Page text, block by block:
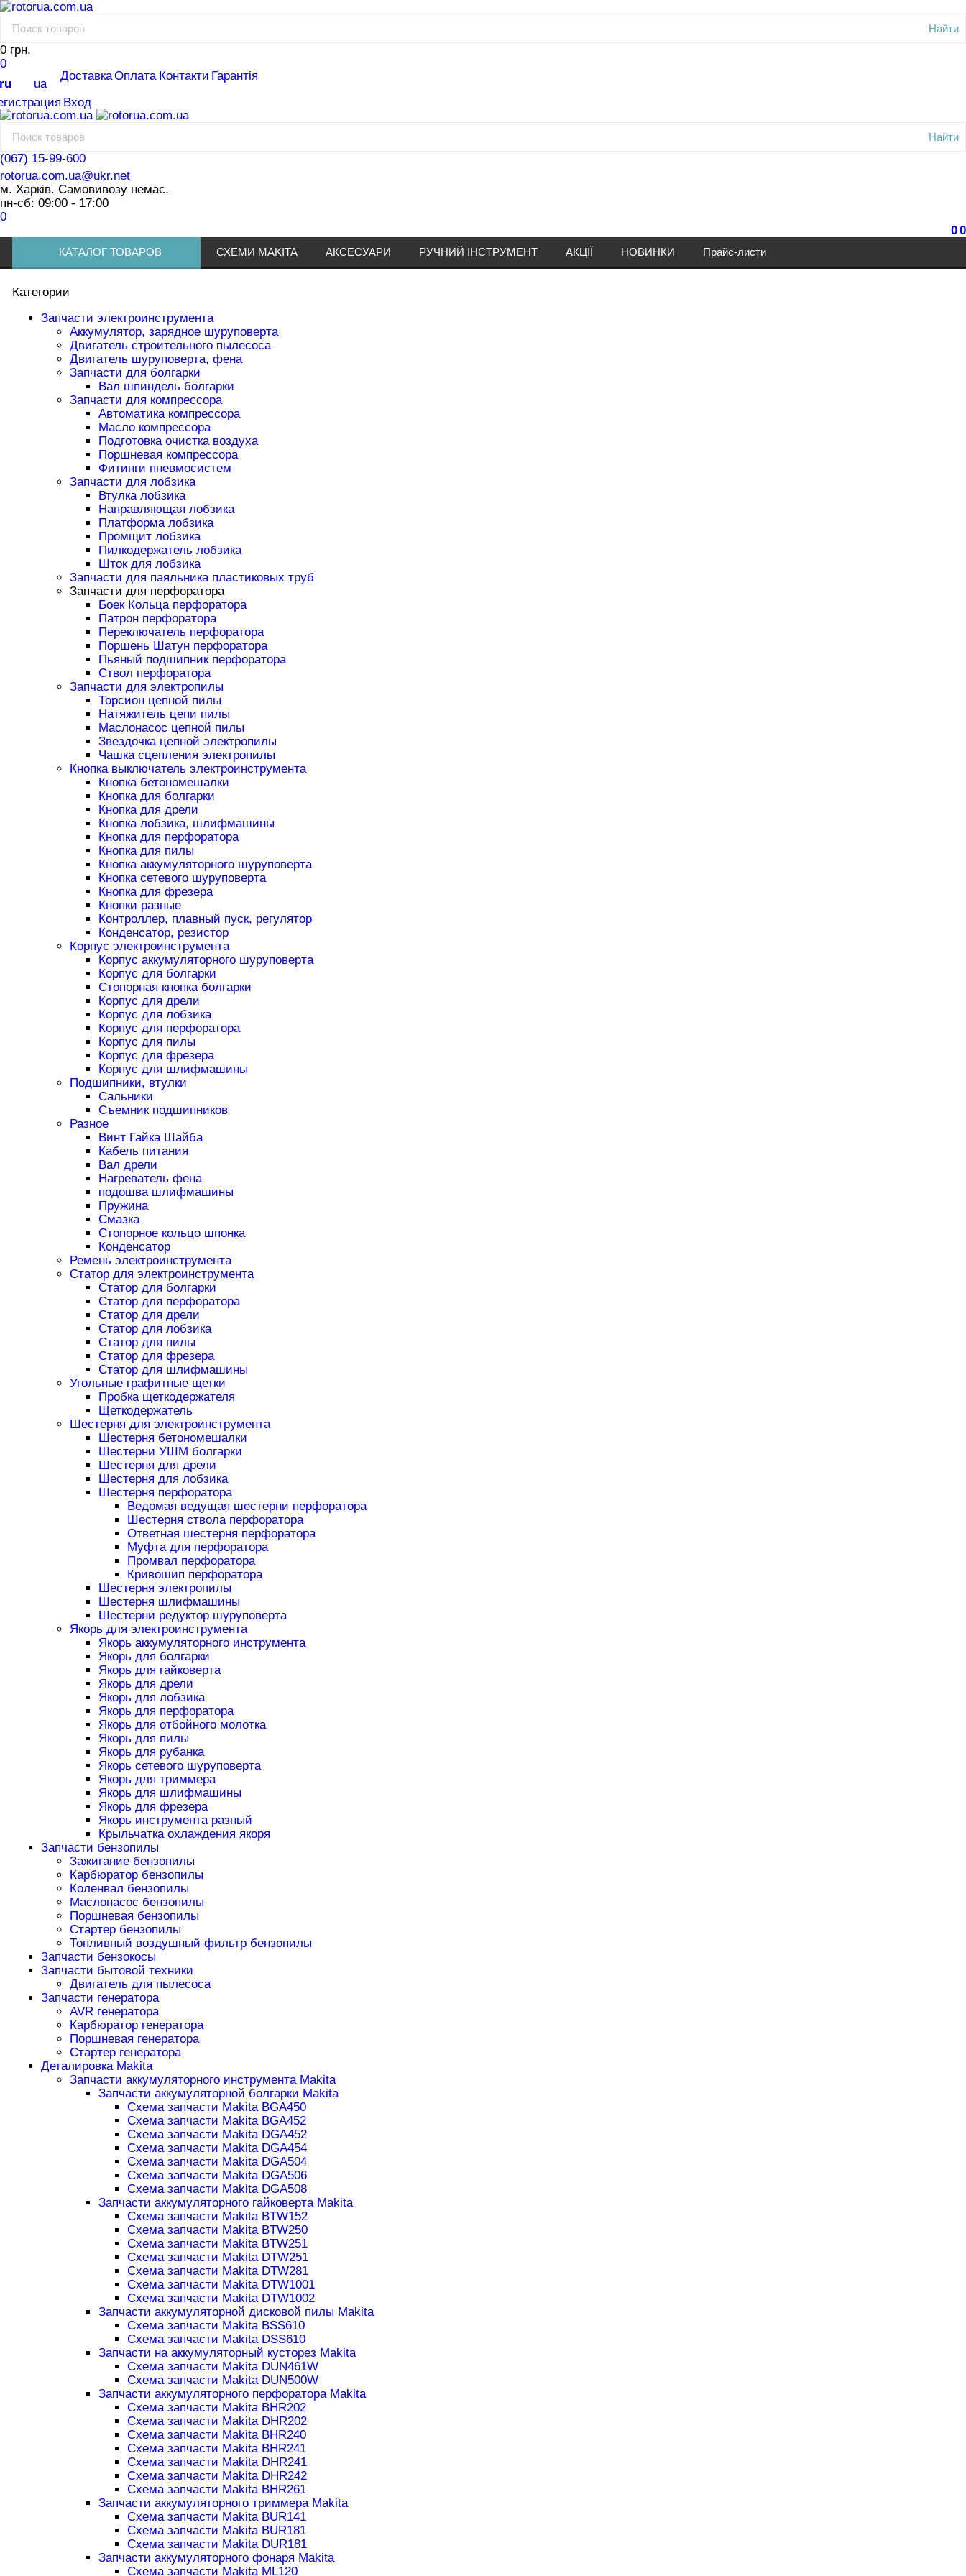
Найти
0 грн.
0
ua
ДоставкаОплата Контакти Гарантія
Вход
Найти
(067) 15-99-600
rotorua.com.ua@ukr.net
м. Харків. Самовивозу немає.
пн-сб: 09:00 - 17:00
0
00
КАТАЛОГ ТОВАРОВ СХЕМИ MAKITA АКСЕСУАРИ РУЧНИЙ ІНСТРУМЕНТ АКЦІЇ НОВИНКИ Прайс-листи
Категории
Запчасти электроинструмента
Аккумулятор, зарядное шуруповерта
Двигатель строительного пылесоса
Двигатель шуруповерта, фена
Запчасти для болгарки
Вал шпиндель болгарки
Запчасти для компрессора
Автоматика компрессора
Масло компрессора
Подготовка очистка воздуха
Поршневая компрессора
Фитинги пневмосистем
Запчасти для лобзика
Втулка лобзика
Направляющая лобзика
Платформа лобзика
Промщит лобзика
Пилкодержатель лобзика
Шток для лобзика
Запчасти для паяльника пластиковых труб
Запчасти для перфоратора
Боек Кольца перфоратора
Патрон перфоратора
Переключатель перфоратора
Поршень Шатун перфоратора
Пьяный подшипник перфоратора
Ствол перфоратора
Запчасти для электропилы
Торсион цепной пилы
Натяжитель цепи пилы
Маслонасос цепной пилы
Звездочка цепной электропилы
Чашка сцепления электропилы
Кнопка выключатель электроинструмента
Кнопка бетономешалки
Кнопка для болгарки
Кнопка для дрели
Кнопка лобзика, шлифмашины
Кнопка для перфоратора
Кнопка для пилы
Кнопка аккумуляторного шуруповерта
Кнопка сетевого шуруповерта
Кнопка для фрезера
Кнопки разные
Контроллер, плавный пуск, регулятор
Конденсатор, резистор
Корпус электроинструмента
Корпус аккумуляторного шуруповерта
Корпус для болгарки
Стопорная кнопка болгарки
Корпус для дрели
Корпус для лобзика
Корпус для перфоратора
Корпус для пилы
Корпус для фрезера
Корпус для шлифмашины
Подшипники, втулки
Сальники
Съемник подшипников
Разное
Винт Гайка Шайба
Кабель питания
Вал дрели
Нагреватель фена
подошва шлифмашины
Пружина
Смазка
Стопорное кольцо шпонка
Конденсатор
Ремень электроинструмента
Статор для электроинструмента
Статор для болгарки
Статор для перфоратора
Статор для дрели
Статор для лобзика
Статор для пилы
Статор для фрезера
Статор для шлифмашины
Угольные графитные щетки
Пробка щеткодержателя
Щеткодержатель
Шестерня для электроинструмента
Шестерня бетономешалки
Шестерни УШМ болгарки
Шестерня для дрели
Шестерня для лобзика
Шестерня перфоратора
Ведомая ведущая шестерни перфоратора
Шестерня ствола перфоратора
Ответная шестерня перфоратора
Муфта для перфоратора
Промвал перфоратора
Кривошип перфоратора
Шестерня электропилы
Шестерня шлифмашины
Шестерни редуктор шуруповерта
Якорь для электроинструмента
Якорь аккумуляторного инструмента
Якорь для болгарки
Якорь для гайковерта
Якорь для дрели
Якорь для лобзика
Якорь для перфоратора
Якорь для отбойного молотка
Якорь для пилы
Якорь для рубанка
Якорь сетевого шуруповерта
Якорь для триммера
Якорь для шлифмашины
Якорь для фрезера
Якорь инструмента разный
Крыльчатка охлаждения якоря
Запчасти бензопилы
Зажигание бензопилы
Карбюратор бензопилы
Коленвал бензопилы
Маслонасос бензопилы
Поршневая бензопилы
Стартер бензопилы
Топливный воздушный фильтр бензопилы
Запчасти бензокосы
Запчасти бытовой техники
Двигатель для пылесоса
Запчасти генератора
AVR генератора
Карбюратор генератора
Поршневая генератора
Стартер генератора
Деталировка Makita
Запчасти аккумуляторного инструмента Makita
Запчасти аккумуляторной болгарки Makita
Схема запчасти Makita BGA450
Схема запчасти Makita BGA452
Схема запчасти Makita DGA452
Схема запчасти Makita DGA454
Схема запчасти Makita DGA504
Схема запчасти Makita DGA506
Схема запчасти Makita DGA508
Запчасти аккумуляторного гайковерта Makita
Схема запчасти Makita BTW152
Схема запчасти Makita BTW250
Схема запчасти Makita BTW251
Схема запчасти Makita DTW251
Схема запчасти Makita DTW281
Схема запчасти Makita DTW1001
Схема запчасти Makita DTW1002
Запчасти аккумуляторной дисковой пилы Makita
Схема запчасти Makita BSS610
Схема запчасти Makita DSS610
Запчасти на аккумуляторный кусторез Makita
Схема запчасти Makita DUN461W
Схема запчасти Makita DUN500W
Запчасти аккумуляторного перфоратора Makita
Схема запчасти Makita BHR202
Схема запчасти Makita DHR202
Схема запчасти Makita BHR240
Схема запчасти Makita BHR241
Схема запчасти Makita DHR241
Схема запчасти Makita DHR242
Схема запчасти Makita BHR261
Запчасти аккумуляторного триммера Makita
Схема запчасти Makita BUR141
Схема запчасти Makita BUR181
Схема запчасти Makita DUR181
Запчасти аккумуляторного фонаря Makita
Схема запчасти Makita ML120